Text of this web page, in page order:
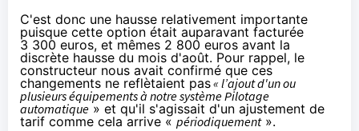
C'est donc une hausse relativement importante
puisque cette option était auparavant facturée
3 300 euros, et mêmes 2 800 euros avant la
discrète hausse du mois d'août. Pour rappel, le
constructeur nous avait confirmé que ces
changements ne reflètaient pas« l’ajout d'un ou
plusieurs équipements à notre système Pilotage
automatique » et qu'il s'agissait d'un ajustement de
tarif comme cela arrive « périodiquement».